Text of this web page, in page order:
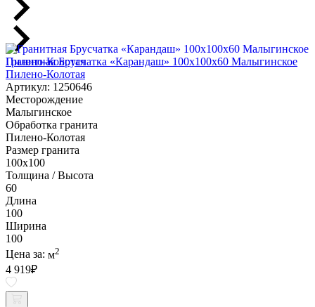
Гранитная Брусчатка «Карандаш» 100х100x60 Малыгинское
Пилено-Колотая
Артикул: 1250646
Месторождение
Малыгинское
Обработка гранита
Пилено-Колотая
Размер гранита
100х100
Толщина / Высота
60
Длина
100
Ширина
100
Цена за: м2
4 919₽